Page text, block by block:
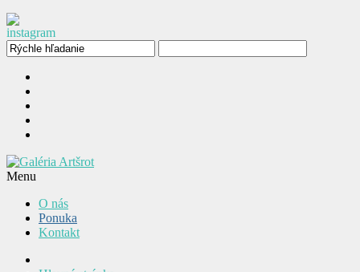
Menu
O nás
Ponuka
Kontakt